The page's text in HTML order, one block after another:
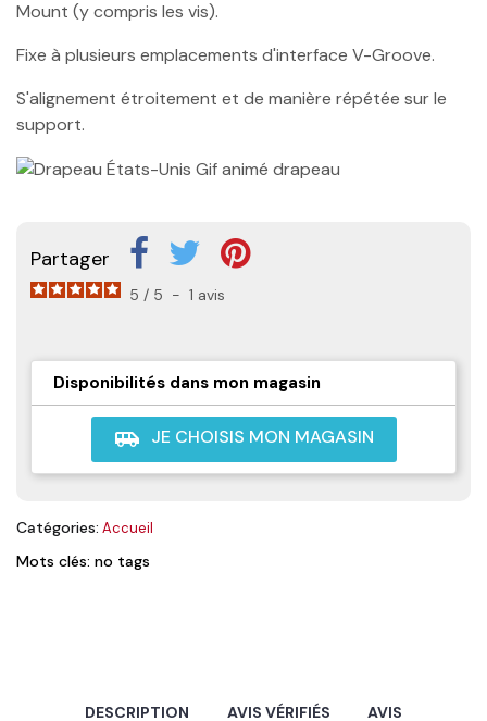
Mount (y compris les vis).
Fixe à plusieurs emplacements d'interface V-Groove.
S'alignement étroitement et de manière répétée sur le
support.
Partager
5 / 5 - 1 avis
Disponibilités dans mon magasin
airport_shuttle JE CHOISIS MON MAGASIN
Catégories: Accueil
Mots clés: no tags
DESCRIPTION AVIS VÉRIFIÉS AVIS